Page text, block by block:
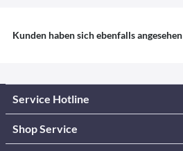
Kunden haben sich ebenfalls angesehen
Service Hotline
Shop Service